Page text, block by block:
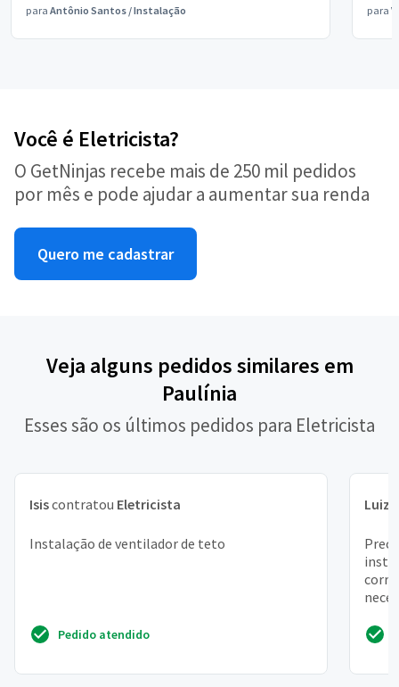
para Antônio Santos /Instalação para
Você é Eletricista?
O GetNinjas recebe mais de 250 mil pedidos
por mês e pode ajudar a aumentar sua renda
Quero me cadastrar
Veja alguns pedidos similares em
Paulínia
Esses são os últimos pedidos para Eletricista
Isiscontratou Eletricista
Instalação de ventilador de teto
Pedido atendido
Luiz